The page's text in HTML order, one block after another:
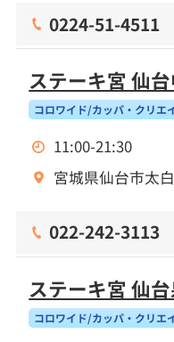
0224-51-4511
ステーキ宮 仙
コロワイド/カッパ・クリエ
11:00-21:30
宮城県仙台市太
022-242-3113
ステーキ宮 仙
コロワイド/カッパ・クリエ